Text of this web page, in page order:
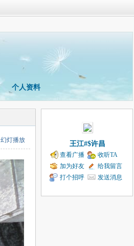
个人资料
幻灯播放 王江#$许昌
查看广播
收听TA
加为好友
给我留言
打个招呼
发送消息